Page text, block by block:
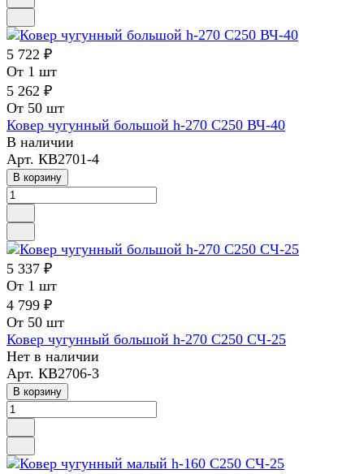
5 722 ₽
От 1 шт
5 262 ₽
От 50 шт
Ковер чугунный большой h-270 С250 ВЧ-40
В наличии
Арт. КВ2701-4
В корзину
5 337 ₽
От 1 шт
4 799 ₽
От 50 шт
Ковер чугунный большой h-270 С250 СЧ-25
Нет в наличии
Арт. КВ2706-3
В корзину